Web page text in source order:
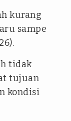
kurang
sampe
tidak
tujuan
kondisi